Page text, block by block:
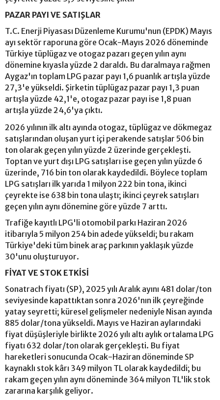
PAZAR PAYI VE SATIŞLAR
T.C. Enerji Piyasası Düzenleme Kurumu'nun (EPDK) Mayıs
ayı sektör raporuna göre Ocak-Mayıs 2026 döneminde
Türkiye tüplügaz ve otogaz pazarı geçen yılın aynı
dönemine kıyasla yüzde 2 daraldı. Bu daralmaya rağmen
Aygaz'ın toplam LPG pazar payı 1,6 puanlık artışla yüzde
27,3'e yükseldi. Şirketin tüplügaz pazar payı 1,3 puan
artışla yüzde 42,1'e, otogaz pazar payı ise 1,8 puan
artışla yüzde 24,6'ya çıktı.
2026 yılının ilk altı ayında otogaz, tüplügaz ve dökmegaz
satışlarından oluşan yurt içi perakende satışlar 506 bin
ton olarak geçen yılın yüzde 2 üzerinde gerçekleşti.
Toptan ve yurt dışı LPG satışları ise geçen yılın yüzde 6
üzerinde, 716 bin ton olarak kaydedildi. Böylece toplam
LPG satışları ilk yarıda 1 milyon 222 bin tona, ikinci
çeyrekte ise 638 bin tona ulaştı; ikinci çeyrek satışları
geçen yılın aynı dönemine göre yüzde 7 arttı.
Trafiğe kayıtlı LPG'li otomobil parkı Haziran 2026
itibarıyla 5 milyon 254 bin adede yükseldi; bu rakam
Türkiye'deki tüm binek araç parkının yaklaşık yüzde
30'unu oluşturuyor.
FİYAT VE STOK ETKİSİ
Sonatrach fiyatı (SP), 2025 yılı Aralık ayını 481 dolar/ton
seviyesinde kapattıktan sonra 2026'nın ilk çeyreğinde
yatay seyretti; küresel gelişmeler nedeniyle Nisan ayında
885 dolar/tona yükseldi. Mayıs ve Haziran aylarındaki
fiyat düşüşleriyle birlikte 2026 yılı altı aylık ortalama LPG
fiyatı 632 dolar/ton olarak gerçekleşti. Bu fiyat
hareketleri sonucunda Ocak-Haziran döneminde SP
kaynaklı stok kârı 349 milyon TL olarak kaydedildi; bu
rakam geçen yılın aynı döneminde 364 milyon TL'lik stok
zararına karşılık geliyor.